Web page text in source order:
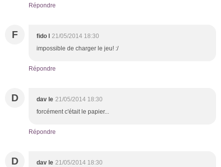
Répondre
F fido l 21/05/2014 18:30
impossible de charger le jeu! :/
Répondre
D dav le 21/05/2014 18:30
forcément c'était le papier...
Répondre
D dav le 21/05/2014 18:30